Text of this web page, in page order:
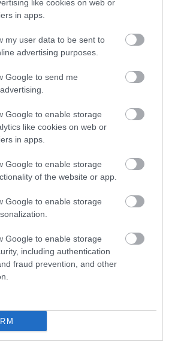
like cookies on web or
in apps.
my user data to be sent to
advertising purposes.
Google to send me
Google to enable storage
like cookies on web or
in apps.
Google to enable storage
of the website or app.
Google to enable storage
Google to enable storage
including authentication
fraud prevention, and other
πόδι που μπορεί να κρύβει
στην οποία
οδηγούν στην επέμβαση